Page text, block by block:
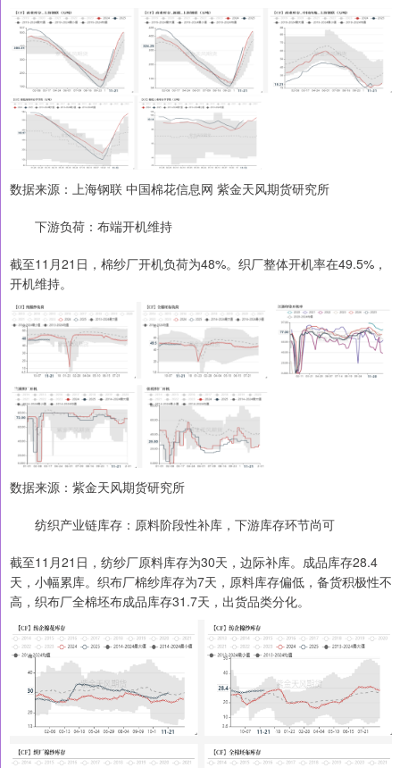
数据来源：上海钢联 中国棉花信息网 紫金天风期货研究所
下游负荷：布端开机维持
截至11月21日，棉纱厂开机负荷为48%。织厂整体开机率在49.5%，
开机维持。
数据来源：紫金天风期货研究所
纺织产业链库存：原料阶段性补库，下游库存环节尚可
截至11月21日，纺纱厂原料库存为30天，边际补库。成品库存28.4
天，小幅累库。织布厂棉纱库存为7天，原料库存偏低，备货积极性不
高，织布厂全棉坯布成品库存31.7天，出货品类分化。